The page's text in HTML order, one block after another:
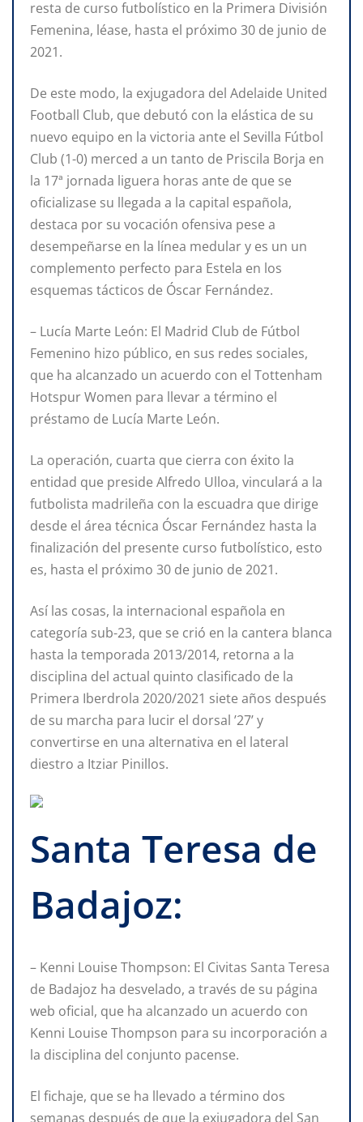
resta de curso futbolístico en la Primera División
Femenina, léase, hasta el próximo 30 de junio de
2021.
De este modo, la exjugadora del Adelaide United
Football Club, que debutó con la elástica de su
nuevo equipo en la victoria ante el Sevilla Fútbol
Club (1-0) merced a un tanto de Priscila Borja en
la 17ª jornada liguera horas ante de que se
oficializase su llegada a la capital española,
destaca por su vocación ofensiva pese a
desempeñarse en la línea medular y es un un
complemento perfecto para Estela en los
esquemas tácticos de Óscar Fernández.
– Lucía Marte León: El Madrid Club de Fútbol
Femenino hizo público, en sus redes sociales,
que ha alcanzado un acuerdo con el Tottenham
Hotspur Women para llevar a término el
préstamo de Lucía Marte León.
La operación, cuarta que cierra con éxito la
entidad que preside Alfredo Ulloa, vinculará a la
futbolista madrileña con la escuadra que dirige
desde el área técnica Óscar Fernández hasta la
finalización del presente curso futbolístico, esto
es, hasta el próximo 30 de junio de 2021.
Así las cosas, la internacional española en
categoría sub-23, que se crió en la cantera blanca
hasta la temporada 2013/2014, retorna a la
disciplina del actual quinto clasificado de la
Primera Iberdrola 2020/2021 siete años después
de su marcha para lucir el dorsal ’27’ y
convertirse en una alternativa en el lateral
diestro a Itziar Pinillos.
Santa Teresa de
Badajoz:
– Kenni Louise Thompson: El Civitas Santa Teresa
de Badajoz ha desvelado, a través de su página
web oficial, que ha alcanzado un acuerdo con
Kenni Louise Thompson para su incorporación a
la disciplina del conjunto pacense.
El fichaje, que se ha llevado a término dos
semanas después de que la exjugadora del San